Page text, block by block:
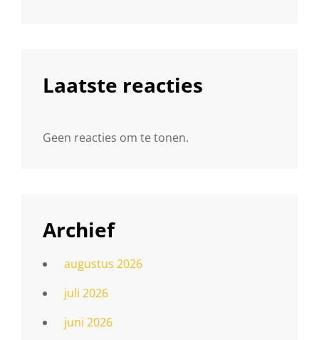
Laatste reacties
Geen reacties om te tonen.
Archief
augustus 2026
juli 2026
juni 2026